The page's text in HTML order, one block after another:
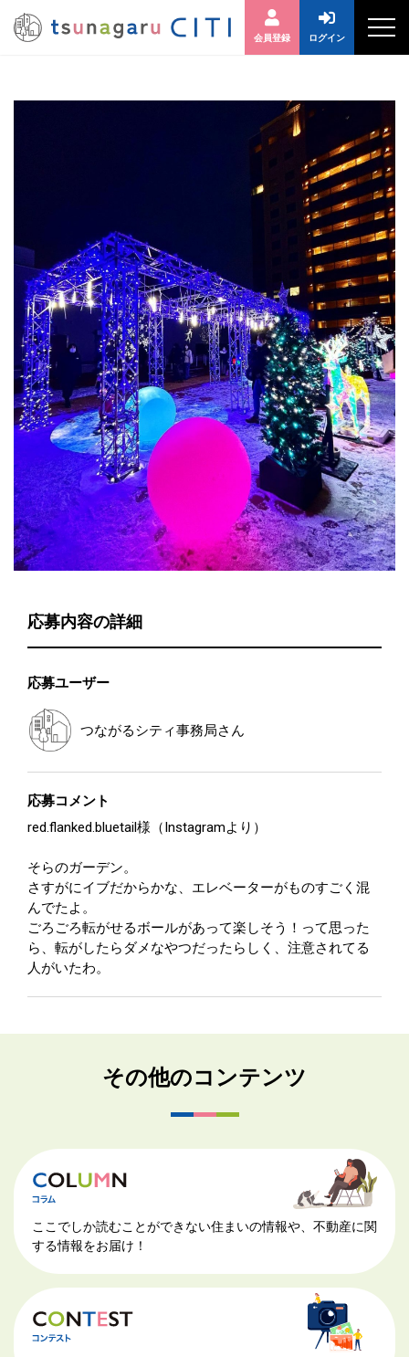
会員登録 ログイン
応募内容の詳細
応募ユーザー
つながるシティ事務局さん
応募コメント
red.flanked.bluetail様（Instagramより）
そらのガーデン。
さすがにイブだからかな、エレベーターがものすごく混
んでたよ。
ごろごろ転がせるボールがあって楽しそう！って思った
ら、転がしたらダメなやつだったらしく、注意されてる
人がいたわ。
その他のコンテンツ
ここでしか読むことができない住まいの情報や、不動産に関
する情報をお届け！